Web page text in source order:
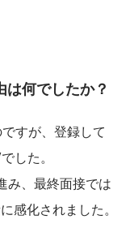
何でしたか？
すが、登録して
した。
み、最終面接では
感化されました。